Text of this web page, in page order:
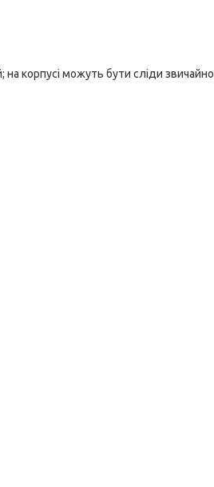
корпусі можуть бути сліди